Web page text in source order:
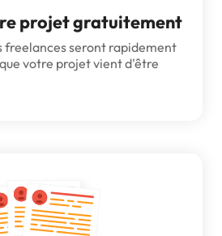
projet gratuitement
freelances seront rapidement
votre projet vient d'être